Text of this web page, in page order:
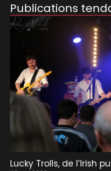
Publications
Lucky Trolls, de l’Irish